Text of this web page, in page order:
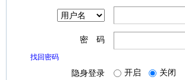
密 码
找回密码
隐身登录 开启 关闭